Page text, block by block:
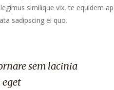
similique vix, te equidem
sadipscing ei quo.
sem lacinia